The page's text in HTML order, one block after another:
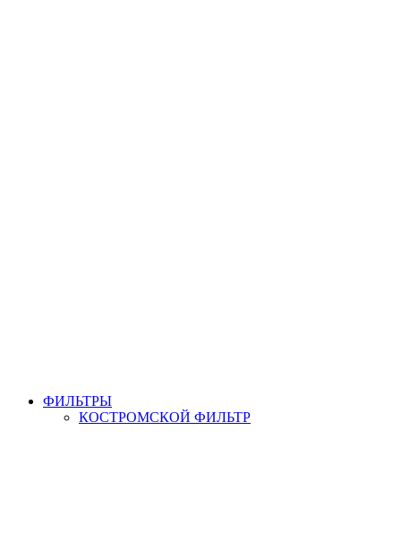
ФИЛЬТРЫ
КОСТРОМСКОЙ ФИЛЬТР